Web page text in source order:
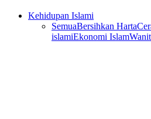
Kehidupan Islami
SemuaBersihkan Harta
islamiEkonomi Islam